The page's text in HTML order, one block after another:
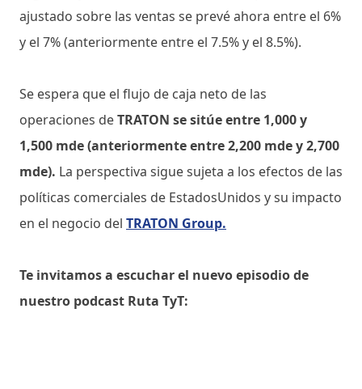
ajustado sobre las ventas se prevé ahora entre el 6%
y el 7% (anteriormente entre el 7.5% y el 8.5%).
Se espera que el flujo de caja neto de las
operaciones deTRATON se sitúe entre 1,000 y
1,500 mde (anteriormente entre 2,200 mde y 2,700
mde). La perspectiva sigue sujeta a los efectos de las
políticas comerciales de EstadosUnidos y su impacto
en el negocio del TRATON Group.
Te invitamos a escuchar el nuevo episodio de
nuestro podcast Ruta TyT: